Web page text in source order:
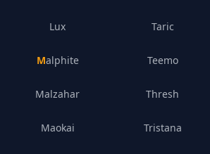
Lux
Malphite
Malzahar
Maokai
Taric
Teemo
Thresh
Tristana